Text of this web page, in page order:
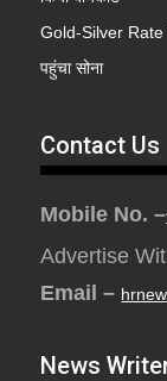
Gold-Silver Rate
पहुंचा सोना
Contact Us
Mobile No. –
Advertise
Email –
News